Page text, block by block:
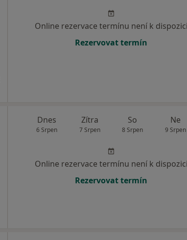
Online rezervace termínu není k dispozici
Rezervovat termín
Dnes
6 Srpen
Zítra
7 Srpen
So
8 Srpen
Ne
9 Srpen
Online rezervace termínu není k dispozici
Rezervovat termín